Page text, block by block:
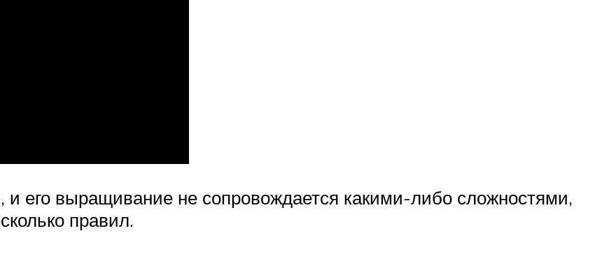
и его выращивание не сопровождается какими-либо сложностями,
правил.